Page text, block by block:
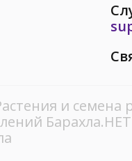
и семена